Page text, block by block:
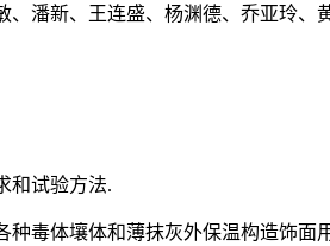
潘新、王连盛、杨渊德、乔亚玲
和试验方法.
毒体壤体和薄抹灰外保温构造饰面